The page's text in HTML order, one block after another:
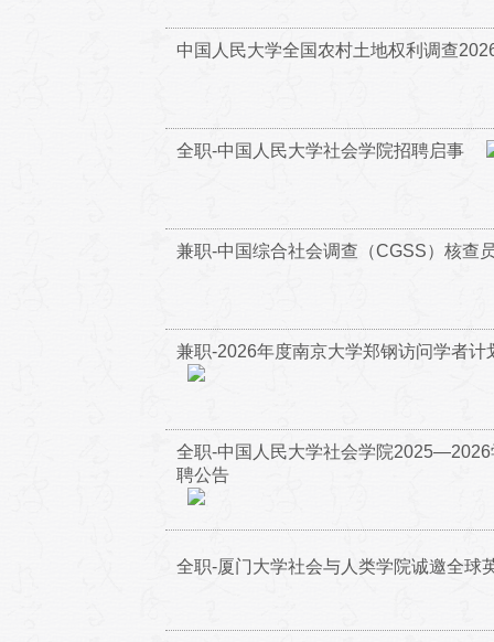
中国人民大学全国农村土地权利调查
全职-中国人民大学社会学院招聘启事
兼职-中国综合社会调查（CGSS）核查
兼职-2026年度南京大学郑钢访问学者计
全职-中国人民大学社会学院
聘公告
全职-厦门大学社会与人类学院诚邀全球